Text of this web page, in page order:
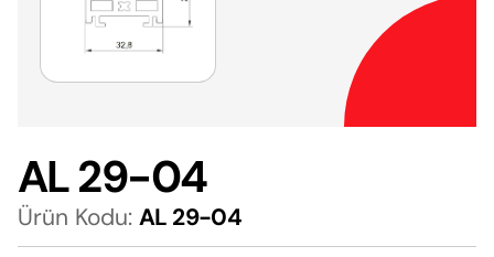
AL 29-04
Ürün Kodu: AL 29-04